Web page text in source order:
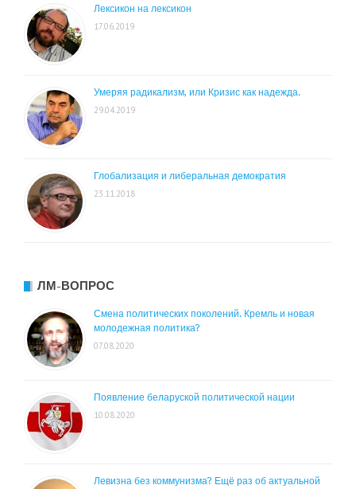
Лексикон на лексикон
17.06.2019
Умеряя радикализм, или Кризис как надежда.
29.04.2019
Глобализация и либеральная демократия
23.11.2018
ЛМ-ВОПРОС
Смена политических поколений. Кремль и новая
молодежная политика?
07.08.2020
Появление беларуской политической нации
10.08.2020
Левизна без коммунизма? Ещё раз об актуальной